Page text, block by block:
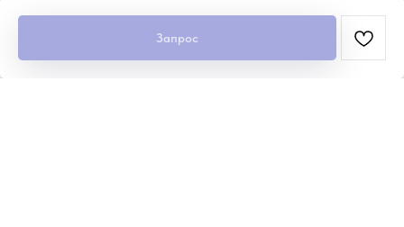
Запрос